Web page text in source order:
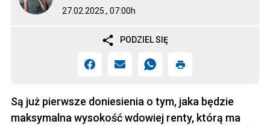
27.02.2025., 07:00h
PODZIEL SIĘ
Są już pierwsze doniesienia o tym, jaka będzie
maksymalna wysokość wdowiej renty, którą ma